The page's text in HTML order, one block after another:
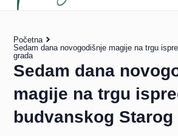
Početna
Sedam dana novogodišnje magije na trgu
grada
Sedam dana
magije na trgu
budvanskog Starog